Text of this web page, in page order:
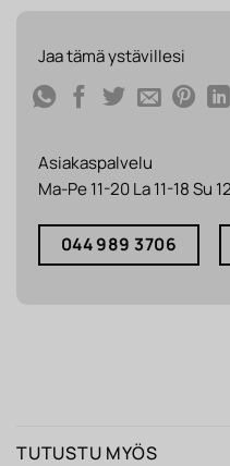
Jaa tämä ystävillesi
Asiakaspalvelu
Ma-Pe 11-20 La 11-18 Su
044 989 3706
TUTUSTU MYÖS